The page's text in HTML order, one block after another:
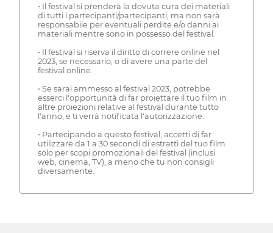
• Il festival si prenderà la dovuta cura dei materiali
di tutti i partecipanti/partecipanti, ma non sarà
responsabile per eventuali perdite e/o danni ai
materiali mentre sono in possesso del festival.
• Il festival si riserva il diritto di correre online nel
2023, se necessario, o di avere una parte del
festival online.
• Se sarai ammesso al festival 2023, potrebbe
esserci l'opportunità di far proiettare il tuo film in
altre proiezioni relative al festival durante tutto
l'anno, e ti verrà notificata l'autorizzazione.
• Partecipando a questo festival, accetti di far
utilizzare da 1 a 30 secondi di estratti del tuo film
solo per scopi promozionali del festival (inclusi
web, cinema, TV), a meno che tu non consigli
diversamente.